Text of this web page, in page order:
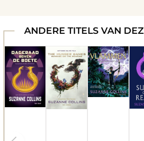
ANDERE TITELS VAN